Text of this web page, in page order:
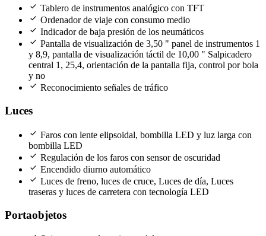
check Tablero de instrumentos analógico con TFT
check Ordenador de viaje con consumo medio
check Indicador de baja presión de los neumáticos
check Pantalla de visualización de 3,50 " panel de instrumentos 1
y 8,9, pantalla de visualización táctil de 10,00 " Salpicadero
central 1, 25,4, orientación de la pantalla fija, control por bola
y no
check Reconocimiento señales de tráfico
Luces
check Faros con lente elipsoidal, bombilla LED y luz larga con
bombilla LED
check Regulación de los faros con sensor de oscuridad
check Encendido diurno automático
check Luces de freno, luces de cruce, Luces de día, Luces
traseras y luces de carretera con tecnología LED
Portaobjetos